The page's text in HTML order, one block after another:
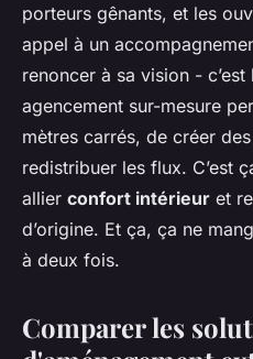
porteurs gênants, et les
appel à un
renoncer à sa vision -
agencement sur-mesure
mètres carrés, de créer
redistribuer les flux. C’est
allier confort intérieur et
d’origine. Et ça, ça ne
à deux fois.
Comparer les